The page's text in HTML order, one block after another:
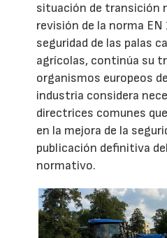
situación de transición
revisión de la norma EN
seguridad de las palas
agrícolas, continúa su
organismos europeos
industria considera
directrices comunes
en la mejora de la
publicación definitiva
normativo.